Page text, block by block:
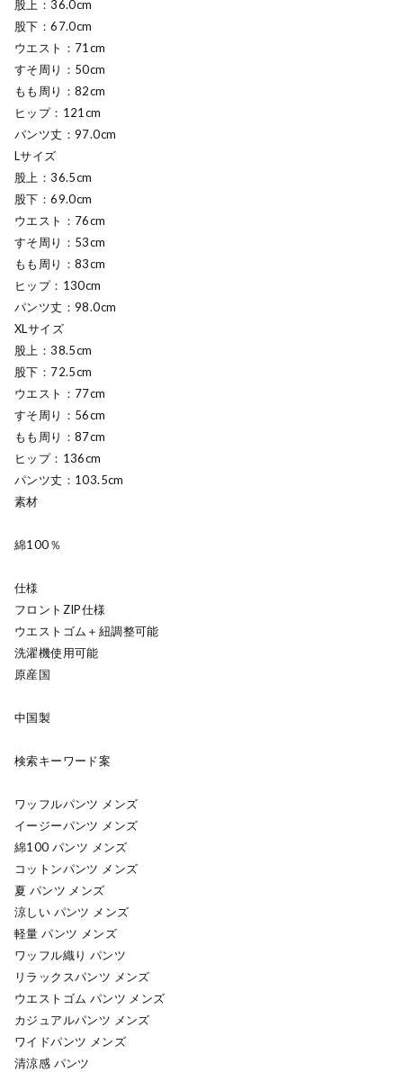
股上：36.0cm
股下：67.0cm
ウエスト：71cm
すそ周り：50cm
もも周り：82cm
ヒップ：121cm
パンツ丈：97.0cm
Lサイズ
股上：36.5cm
股下：69.0cm
ウエスト：76cm
すそ周り：53cm
もも周り：83cm
ヒップ：130cm
パンツ丈：98.0cm
XLサイズ
股上：38.5cm
股下：72.5cm
ウエスト：77cm
すそ周り：56cm
もも周り：87cm
ヒップ：136cm
パンツ丈：103.5cm
素材
綿100％
仕様
フロントZIP仕様
ウエストゴム＋紐調整可能
洗濯機使用可能
原産国
中国製
検索キーワード案
ワッフルパンツ メンズ
イージーパンツ メンズ
綿100 パンツ メンズ
コットンパンツ メンズ
夏 パンツ メンズ
涼しい パンツ メンズ
軽量 パンツ メンズ
ワッフル織り パンツ
リラックスパンツ メンズ
ウエストゴム パンツ メンズ
カジュアルパンツ メンズ
ワイドパンツ メンズ
清涼感 パンツ